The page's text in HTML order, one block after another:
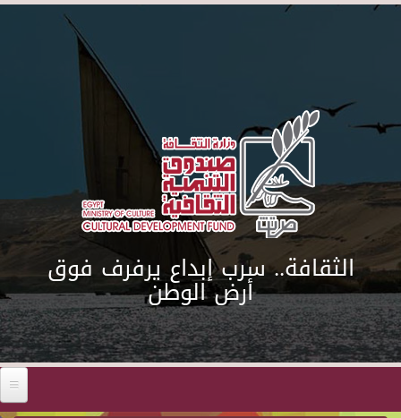
Skip to main content
الثقافة.. سرب إبداع يرفرف فوق
أرض الوطن